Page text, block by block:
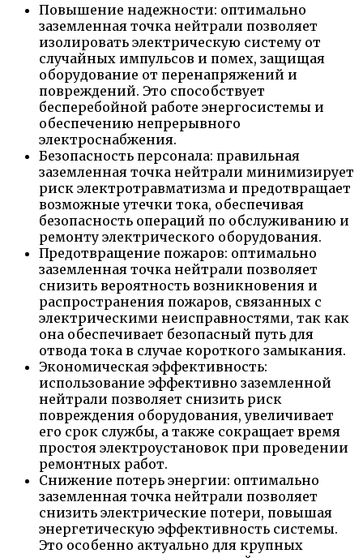
Повышение надежности: оптимально
заземленная точка нейтрали позволяет
изолировать электрическую систему от
случайных импульсов и помех, защищая
оборудование от перенапряжений и
повреждений. Это способствует
бесперебойной работе энергосистемы и
обеспечению непрерывного
электроснабжения.
Безопасность персонала: правильная
заземленная точка нейтрали минимизирует
риск электротравматизма и предотвращает
возможные утечки тока, обеспечивая
безопасность операций по обслуживанию и
ремонту электрического оборудования.
Предотвращение пожаров: оптимально
заземленная точка нейтрали позволяет
снизить вероятность возникновения и
распространения пожаров, связанных с
электрическими неисправностями, так как
она обеспечивает безопасный путь для
отвода тока в случае короткого замыкания.
Экономическая эффективность:
использование эффективно заземленной
нейтрали позволяет снизить риск
повреждения оборудования, увеличивает
его срок службы, а также сокращает время
простоя электроустановок при проведении
ремонтных работ.
Снижение потерь энергии: оптимально
заземленная точка нейтрали позволяет
снизить электрические потери, повышая
энергетическую эффективность системы.
Это особенно актуально для крупных